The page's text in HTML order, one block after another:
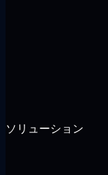
ソリューション